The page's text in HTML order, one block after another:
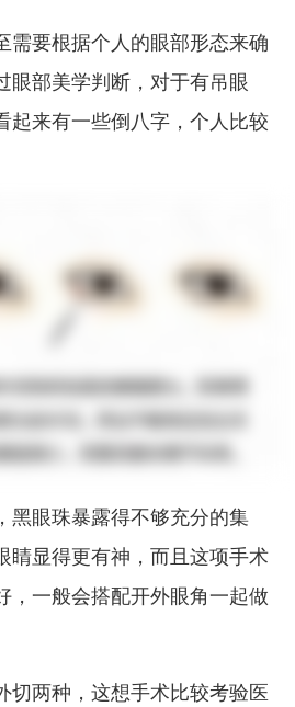
需要根据个人的眼部形态来确
眼部美学判断，对于有吊眼
起来有一些倒八字，个人比较
黑眼珠暴露得不够充分的集
睛显得更有神，而且这项手术
一般会搭配开外眼角一起做
切两种，这想手术比较考验医